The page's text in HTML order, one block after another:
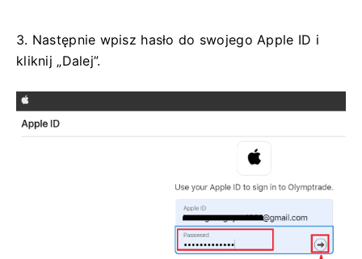
3. Następnie wpisz hasło do swojego Apple ID i
kliknij „Dalej”.